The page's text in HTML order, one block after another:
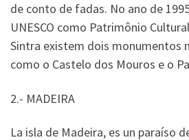
de conto de fadas. No ano de
UNESCO como Patrimônio
Sintra existem dois monumentos
como o Castelo dos Mouros e o
2.- MADEIRA
La isla de Madeira, es un paraíso